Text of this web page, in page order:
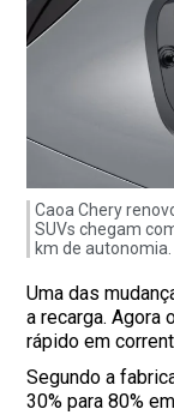
Caoa Chery
SUVs chegam
km de autonomia.
Uma das
a recarga. Agora
rápido em
Segundo a
30% para 80%